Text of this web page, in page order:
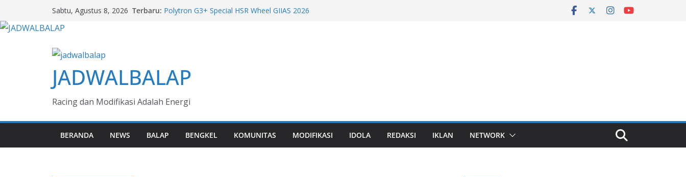
to
content
Sabtu, Agustus 8, 2026 Terbaru: Polytron G3+ Special HSR Wheel GIIAS 2026
Jeep Rayakan 85 Tahun-nya di GIIAS 2026 Dengan Wrangler
Anniversary Edition
JADWALBALAP
Racing dan Modifikasi Adalah Energi
BERANDA NEWS BALAP BENGKEL KOMUNITAS MODIFIKASI IDOLA REDAKSI IKLAN NETWORK